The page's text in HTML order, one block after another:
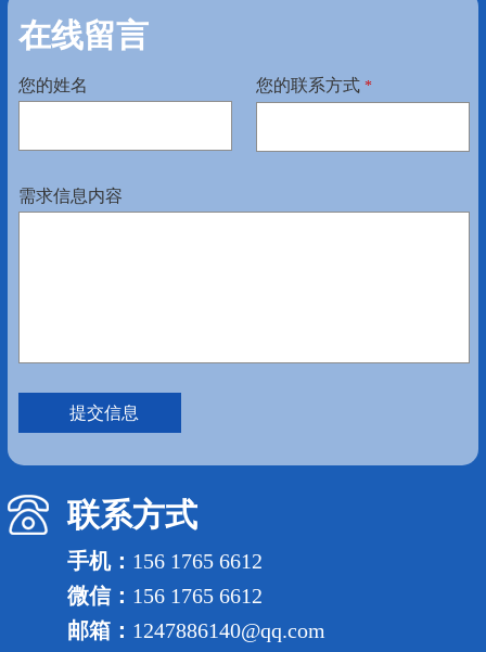
在线留言
您的姓名 您的联系方式*
需求信息内容
联系方式
手机： 156 1765 6612
微信： 156 1765 6612
邮箱： 1247886140@qq.com